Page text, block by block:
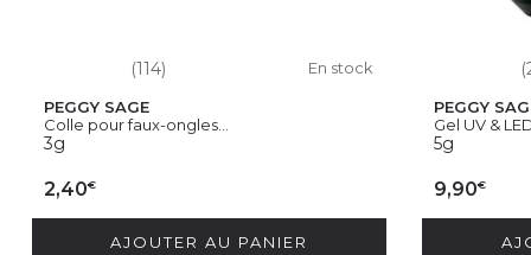
(114) En stock
PEGGY SAGE
Colle pour faux-ongles...
3g
2,40€
AJOUTER AU PANIER
PEGGY
Gel UV &
5g
9,90€